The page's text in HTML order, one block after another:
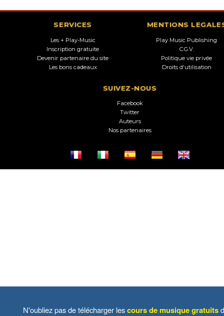
SERVICES
Les + Play-Music
Inscription gratuite
Devenir partenaire du site
Les bons cadeaux
MENTIONS
Play Music Publishing
C.G.V.
Politique vie privée
Droits d'utilisation
SUIVEZ-NOUS
Facebook
Twitter
Auteurs
Nos partenaires
N'oubliez pas de télécharger lescours de musique gratuits